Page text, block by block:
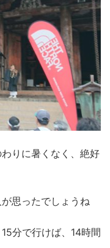
りに暑くなく、絶好
思ったでしょうね
分で行けば、14時間